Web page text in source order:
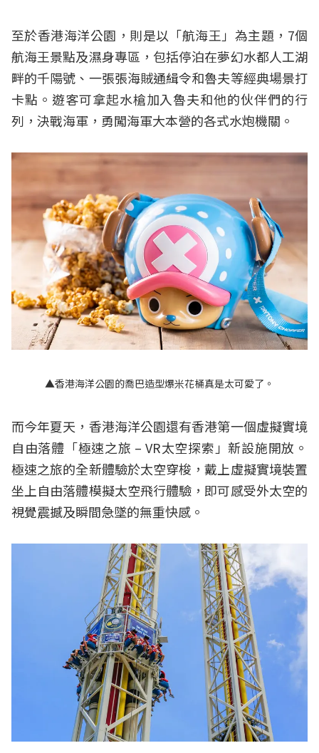
至於香港海洋公園，則是以「航海王」為主題，7個
航海王景點及濕身專區，包括停泊在夢幻水都人工湖
畔的千陽號、一張張海賊通緝令和魯夫等經典場景打
卡點。遊客可拿起水槍加入魯夫和他的伙伴們的行
列，決戰海軍，勇闖海軍大本營的各式水炮機關。
▲香港海洋公園的喬巴造型爆米花桶真是太可愛了。
而今年夏天，香港海洋公園還有香港第一個虛擬實境
自由落體「極速之旅 – VR太空探索」新設施開放。
極速之旅的全新體驗於太空穿梭，戴上虛擬實境裝置
坐上自由落體模擬太空飛行體驗，即可感受外太空的
視覺震撼及瞬間急墜的無重快感。